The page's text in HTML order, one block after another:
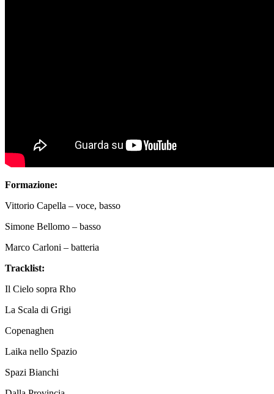
Formazione:
Vittorio Capella – voce, basso
Simone Bellomo – basso
Marco Carloni – batteria
Tracklist:
Il Cielo sopra Rho
La Scala di Grigi
Copenaghen
Laika nello Spazio
Spazi Bianchi